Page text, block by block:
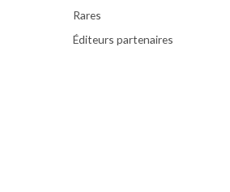
Rares
Éditeurs partenaires